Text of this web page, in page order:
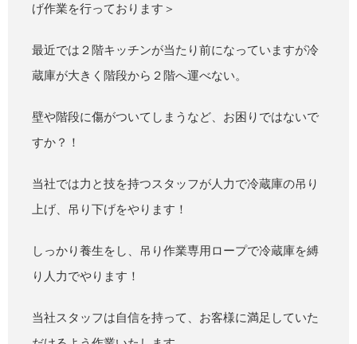
げ作業を行っております＞
最近では２階キッチンが当たり前になっていますが冷
蔵庫が大きく階段から２階へ運べない。
壁や階段に傷がついてしまうなど、お困りではないで
すか？！
当社では力と技を持つスタッフが人力で冷蔵庫の吊り
上げ、吊り下げをやります！
しっかり養生をし、吊り作業専用ロープで冷蔵庫を縛
り人力でやります！
当社スタッフは自信を持って、お客様に満足していた